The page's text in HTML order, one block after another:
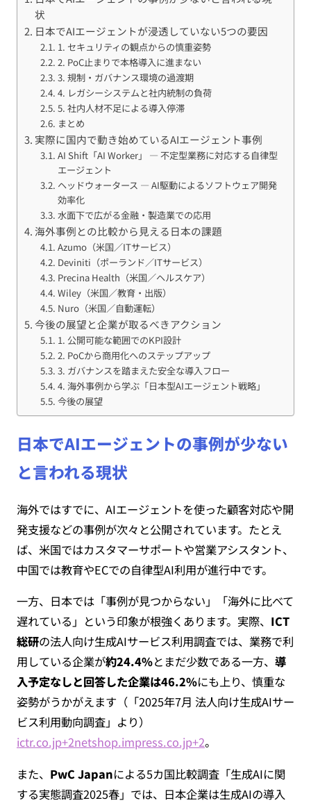
状
日本でAIエージェントが浸透していない5つの要因
1. セキュリティの観点からの慎重姿勢
2. PoC止まりで本格導入に進まない
3. 規制・ガバナンス環境の過渡期
4. レガシーシステムと社内統制の負荷
5. 社内人材不足による導入停滞
まとめ
実際に国内で動き始めているAIエージェント事例
AI Shift「AI Worker」 ― 不定型業務に対応する自律型
エージェント
ヘッドウォータース ― AI駆動によるソフトウェア開発
効率化
水面下で広がる金融・製造業での応用
海外事例との比較から見える日本の課題
Azumo（米国／ITサービス）
Deviniti（ポーランド／ITサービス）
Precina Health（米国／ヘルスケア）
Wiley（米国／教育・出版）
Nuro（米国／自動運転）
今後の展望と企業が取るべきアクション
1. 公開可能な範囲でのKPI設計
2. PoCから商用化へのステップアップ
3. ガバナンスを踏まえた安全な導入フロー
4. 海外事例から学ぶ「日本型AIエージェント戦略」
今後の展望
日本でAIエージェントの事例が少ない
と言われる現状
海外ではすでに、AIエージェントを使った顧客対応や開
発支援などの事例が次々と公開されています。たとえ
ば、米国ではカスタマーサポートや営業アシスタント、
中国では教育やECでの自律型AI利用が進行中です。
一方、日本では「事例が見つからない」「海外に比べて
遅れている」という印象が根強くあります。実際、 ICT
総研の法人向け生成AIサービス利用調査では、業務で利
用している企業が約24.4%とまだ少数である一方、 導
入予定なしと回答した企業は46.2%にも上り、慎重な
姿勢がうかがえます（「2025年7月 法人向け生成AIサー
ビス利用動向調査」より）
ictr.co.jp+2netshop.impress.co.jp+2。
また、 PwC Japanによる5カ国比較調査「生成AIに関
する実態調査2025春」では、日本企業は生成AIの導入